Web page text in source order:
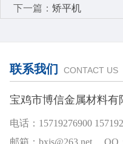
下一篇： 矫平机
联系我们 CONTACT US
宝鸡市博信金属材料有
电话：15719276900
邮箱：bxjs@263.net QQ